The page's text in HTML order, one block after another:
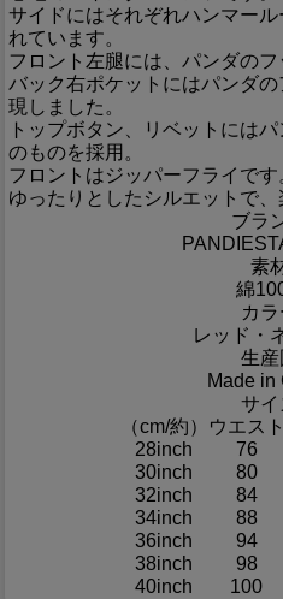
サイドにはそれぞれハンマー
れています。
フロント左腿には、パンダのフ
バック右ポケットにはパンダ
現しました。
トップボタン、リベットには
のものを採用。
フロントはジッパーフライです
ゆったりとしたシルエットで、
ブラ
素
綿
カラ
レッド・
生産
Made in
サイ
（cm/約）
ウエスト
28inch
76
30inch
80
32inch
84
34inch
88
36inch
94
38inch
98
40inch
100